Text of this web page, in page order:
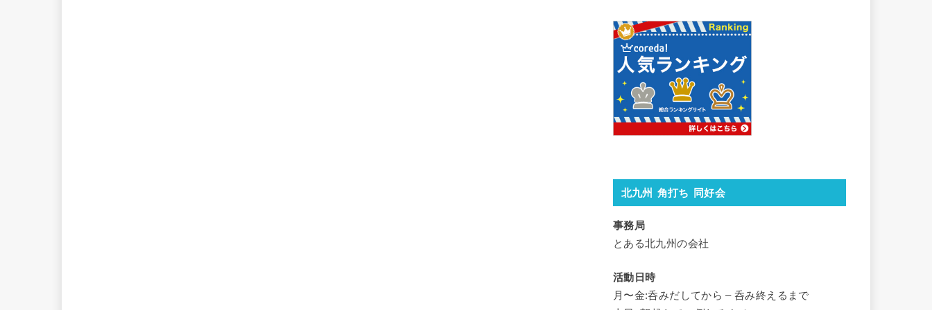
北九州 角打ち 同好会
事務局
とある北九州の会社
活動日時
月〜金:呑みだしてから – 呑み終えるまで